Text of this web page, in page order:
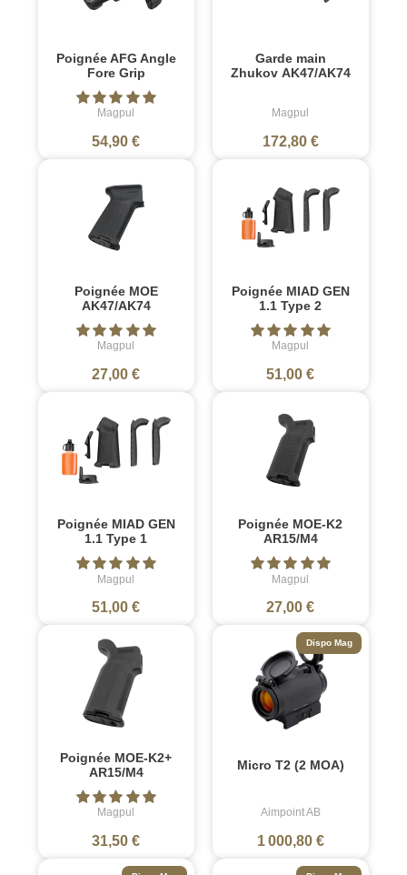
Poignée AFG Angle
Fore Grip
Magpul
54,90 €
Garde main
Zhukov AK47/AK74
Magpul
172,80 €
Poignée MOE
AK47/AK74
Magpul
27,00 €
Poignée MIAD GEN
1.1 Type 2
Magpul
51,00 €
Poignée MIAD GEN
1.1 Type 1
Magpul
51,00 €
Poignée MOE-K2
AR15/M4
Magpul
27,00 €
Poignée MOE-K2+
AR15/M4
Magpul
31,50 €
Micro T2 (2 MOA)
Aimpoint AB
1 000,80 €
Dispo Mag